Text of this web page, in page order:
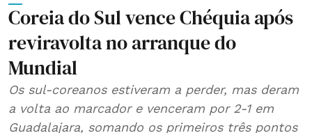
Coreia do Sul vence Chéquia após
reviravolta no arranque do
Mundial
Os sul-coreanos estiveram a perder, mas deram
a volta ao marcador e venceram por 2-1 em
Guadalajara, somando os primeiros três pontos